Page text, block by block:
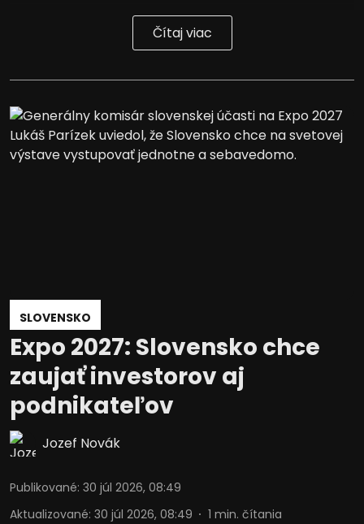
Čítaj viac
SLOVENSKO
Expo 2027: Slovensko chce
zaujať investorov aj
podnikateľov
Jozef Novák
Publikované: 30 júl 2026, 08:49
Aktualizované: 30 júl 2026, 08:49 1 min. čítania